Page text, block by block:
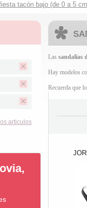
tacón bajo (de 0 a 5
articulos
Las sandalias
Hay modelos
Recuerda que